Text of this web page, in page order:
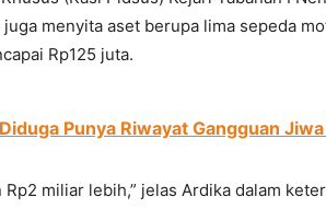
menyita aset berupa lima sepeda
Rp125 juta.
Punya Riwayat Gangguan
Rp2 miliar lebih,” jelas Ardika dalam